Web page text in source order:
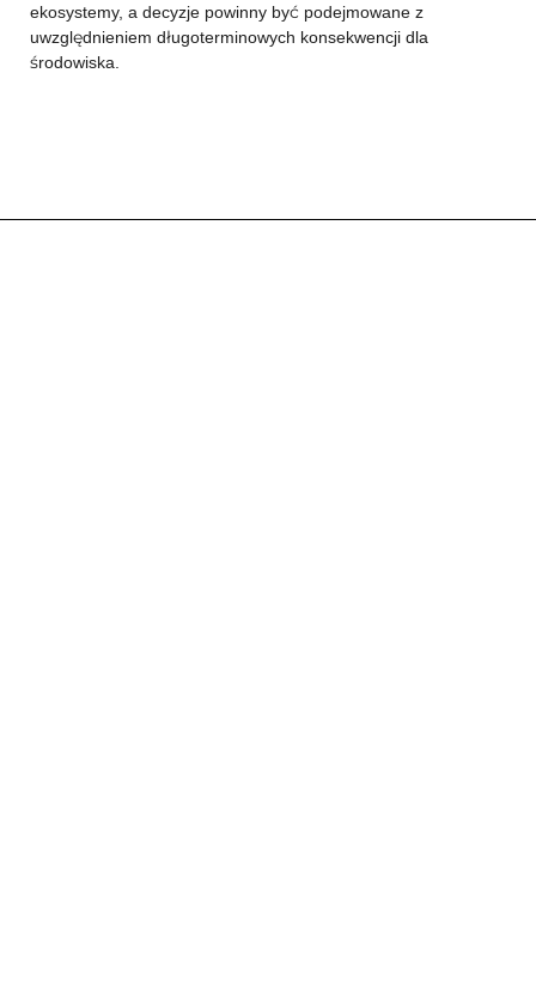
ekosystemy, a decyzje powinny być podejmowane z
uwzględnieniem długoterminowych konsekwencji dla
środowiska.